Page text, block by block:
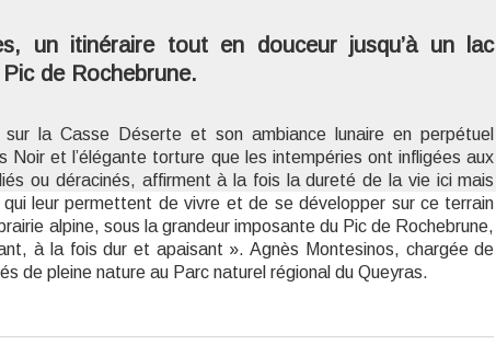
un itinéraire tout en douceur jusqu’à un lac
de Rochebrune.
la Casse Déserte et son ambiance lunaire en perpétuel
Noir et l’élégante torture que les intempéries ont infligées aux
ou déracinés, affirment à la fois la dureté de la vie ici mais
leur permettent de vivre et de se développer sur ce terrain
alpine, sous la grandeur imposante du Pic de Rochebrune,
à la fois dur et apaisant ». Agnès Montesinos, chargée de
de pleine nature au Parc naturel régional du Queyras.